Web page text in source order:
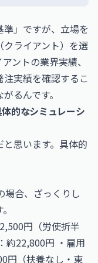
」ですが、立場を
ライアント）を選
ントの業界実績、
実績を確認するこ
るんです。
的なシミュレーシ
思います。具体的
場合、ざっくりし
円（労使折半
約22,800円 ・雇用
円（扶養なし・東